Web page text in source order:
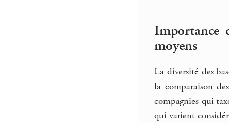
Importance
moyens
La diversité des
la comparaison
compagnies qui
qui varient